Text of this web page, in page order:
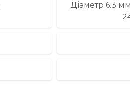
Діаметр 6.3